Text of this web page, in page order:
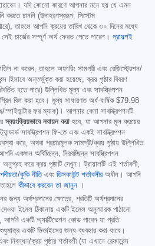
যদি কোনো কারণে আপনার মনে হয় যে এমন
করতে চাননি (উদাহরণস্বরূপ, সিস্টেম
তাহলে আপনি ক্রয়ের তারিখ থেকে ৩০ দিনের মধ্যে
চার্জের সম্পূর্ণ অর্থ ফেরত পেতে পারেন। প্রায়শই
না করেন, তাহলে অফারিং সামগ্রী এবং রেজিস্ট্রেশন/
হিসাবে অন্তর্ভুক্ত করা হয়েছে; ক্রয় পৃষ্ঠার বিবরণ
হতে পারে) উল্লিখিত মূল্য এবং সাবস্ক্রিপশন
বিল করা হবে। মূল্য সাধারণত অর্ধ-বার্ষিক $79.98
ফর ম্যাক)। আপনার কেনা সাবস্ক্রিপশনটি
স্বয়ংক্রিয়ভাবে নবায়ন করা হবে, যা আপনার মূল ক্রয়ের
সাবস্ক্রিপশন ফি-তে এবং একই সাবস্ক্রিপশন
করে, অথবা প্রচারমূলক সামগ্রী/ক্রয় পৃষ্ঠায় উল্লিখিত
একজন অবিচ্ছিন্ন, নিরবচ্ছিন্ন সাবস্ক্রিপশন
করে ক্রয় পৃষ্ঠাটি দেখুন। ট্রায়ালটি এই শর্তাবলী,
কুকি নীতিএবং ডিসকাউন্ট শর্তাবলীর অধীন। আপনি
কীভাবে করবেন তা জানুন ।
জন্য অর্থপ্রদানের ক্ষেত্রে, প্রতিটি অর্থপ্রদানের
ইমেল ঠিকানায় একটি ইমেল অনুস্মারক পাঠানো
একটি অ্যাক্টিভেশন কোড পাবেন যা প্রতি
একটি ডিভাইসের জন্য ব্যবহার করা যাবে।
নিবন্ধন/ক্রয় পৃষ্ঠার শর্তাবলী (যা এখানে রেফারেন্স